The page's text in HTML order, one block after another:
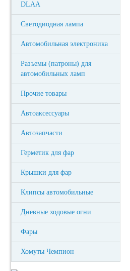
DLAA
Светодиодная лампа
Автомобильная электроника
Разъемы (патроны) для
автомобильных ламп
Прочие товары
Автоаксессуары
Автозапчасти
Герметик для фар
Крышки для фар
Клипсы автомобильные
Дневные ходовые огни
Фары
Хомуты Чемпион